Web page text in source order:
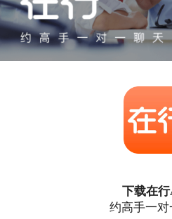
下载在行
约高手一对